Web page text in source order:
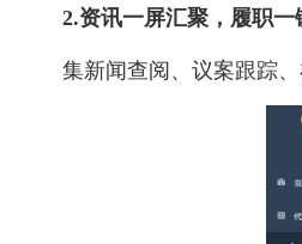
2.资讯一屏汇聚，履职一
集新闻查阅、议案跟踪